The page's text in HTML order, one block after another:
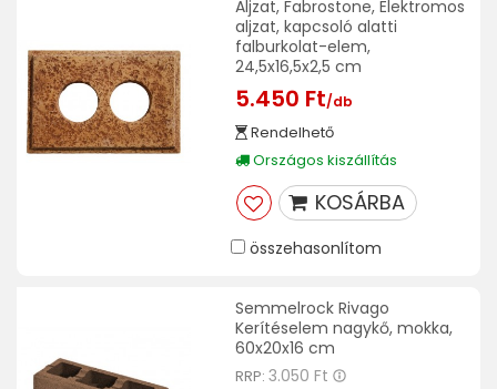
Aljzat, Fabrostone, Elektromos
aljzat, kapcsoló alatti
falburkolat-elem,
24,5x16,5x2,5 cm
5.450 Ft/db
Rendelhető
Országos kiszállítás
KOSÁRBA
összehasonlítom
Semmelrock Rivago
Kerítéselem nagykő, mokka,
60x20x16 cm
RRP: 3.050 Ft